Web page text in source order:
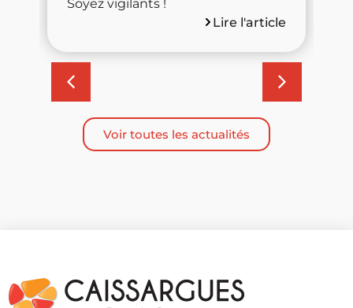
Soyez vigilants !
Lire l'article
Voir toutes les actualités